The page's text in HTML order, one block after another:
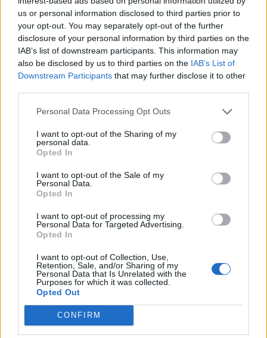
us or personal information disclosed to third parties prior to
your opt-out. You may separately opt-out of the further
disclosure of your personal information by third parties on the
IAB’s list of downstream participants. This information may
also be disclosed by us to third parties on the IAB’s List of
Downstream Participants that may further disclose it to other
Personal Data Processing Opt Outs
I want to opt-out of the Sharing of my
personal data.
Opted In
I want to opt-out of the Sale of my
Personal Data.
Opted In
I want to opt-out of processing my
Personal Data for Targeted Advertising.
Opted In
I want to opt-out of Collection, Use,
Retention, Sale, and/or Sharing of my
Personal Data that Is Unrelated with the
Purposes for which it was collected.
Opted Out
CONFIRM
05/08/2026 - 16:51 ΠΟΛΙΤΙΚΗ
Ν. Χαρδαλιάς: Μηδενική ανοχή και σε νομικό
επίπεδο για τους υπαίτιους της πυρκαγιάς στη
Δυτική Αττική
05/08/2026 - 16:26 ΕΛΛΑΔΑ
ΕΕ: Διοχετεύει 1,4 δισ. ευρώ στην Ουκρανία από
Χρηματιστήριο: Στις 2.623,62 μονάδες ο Γενικός
Δείκτης Τιμών, με πτώση 0,19%
05/08/2026 - 15:36 ΟΙΚΟΝΟΜΙΑ
Συνάλλαγμα: Το ευρώ ενισχύεται κατά 0,20%, στα
05/08/2026 - 15:28 ΟΙΚΟΝΟΜΙΑ